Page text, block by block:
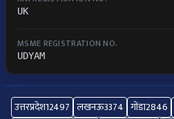
UK
MSME REGISTRATION NO.
UDYAM
उत्तरप्रदेश12497 लखनऊ3374 गोंडा2846